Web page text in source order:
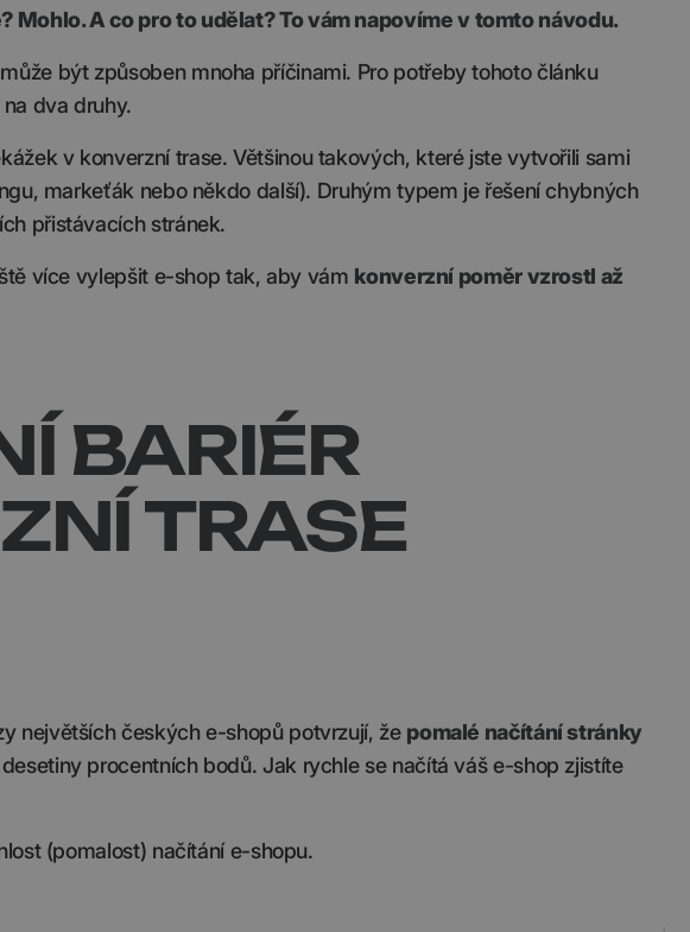
Mohlo. A co pro to udělat? To vám napovíme v tomto návodu.
být způsoben mnoha příčinami. Pro potřeby tohoto článku
dva druhy.
v konverzní trase. Většinou takových, které jste vytvořili sami
markeťák nebo někdo další). Druhým typem je řešení chybných
přistávacích stránek.
více vylepšit e-shop tak, aby vám konverzní poměr vzrostl až
BARIÉR
TRASE
největších českých e-shopů potvrzují, že pomalé načítání stránky
procentních bodů. Jak rychle se načítá váš e-shop zjistíte
(pomalost) načítání e-shopu.